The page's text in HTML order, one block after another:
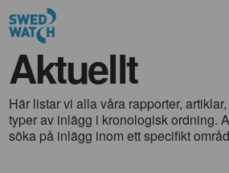
Aktuellt
Här listar vi alla våra rapporter,
typer av inlägg i kronologisk ordning.
söka på inlägg inom ett specifikt